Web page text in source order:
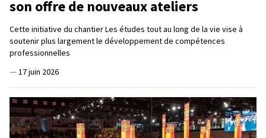
son offre de nouveaux ateliers
Cette initiative du chantier Les études tout au long de la vie vise à
soutenir plus largement le développement de compétences
professionnelles
— 17 juin 2026